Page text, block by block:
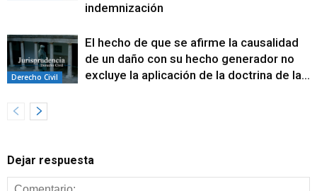
indemnización
Derecho Civil
El hecho de que se afirme la causalidad
de un daño con su hecho generador no
excluye la aplicación de la doctrina de la...
Dejar respuesta